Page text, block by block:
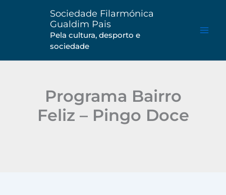
Sociedade Filarmónica
Gualdim Pais
Pela cultura, desporto e
sociedade
Programa Bairro
Feliz – Pingo Doce